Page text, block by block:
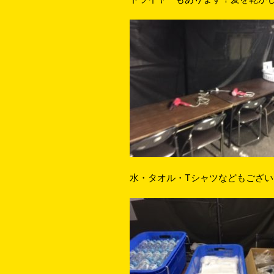
水・タオル・Tシャツなどもござ